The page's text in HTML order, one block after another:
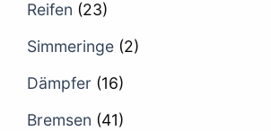
Reifen (23)
Simmeringe (2)
Dämpfer (16)
Bremsen (41)